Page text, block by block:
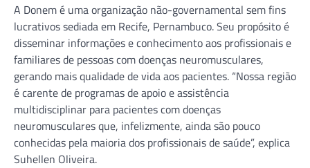
A Donem é uma organização não-governamental sem fins
lucrativos sediada em Recife, Pernambuco. Seu propósito é
disseminar informações e conhecimento aos profissionais e
familiares de pessoas com doenças neuromusculares,
gerando mais qualidade de vida aos pacientes. “Nossa região
é carente de programas de apoio e assistência
multidisciplinar para pacientes com doenças
neuromusculares que, infelizmente, ainda são pouco
conhecidas pela maioria dos profissionais de saúde”, explica
Suhellen Oliveira.